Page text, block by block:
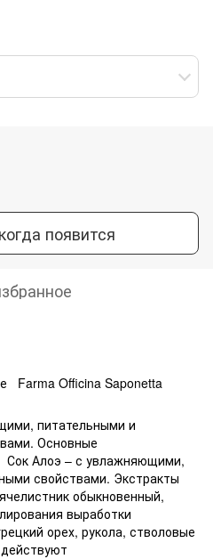
появится
Farma Officina Saponetta
питательными и
Основные
Алоэ – с увлажняющими,
свойствами. Экстракты
обыкновенный,
выработки
орех, рукола, стволовые